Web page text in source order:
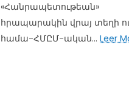
«Հանրապետութեան»
հրապարակին վրայ տեղի
համա-ՀՄԸՄ-ական... Leer